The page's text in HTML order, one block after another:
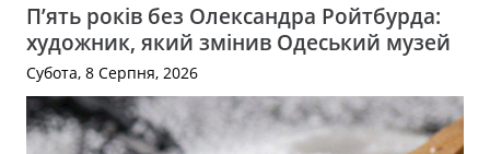
П’ять років без Олександра Ройтбурда:
художник, який змінив Одеський музей
Субота, 8 Серпня, 2026